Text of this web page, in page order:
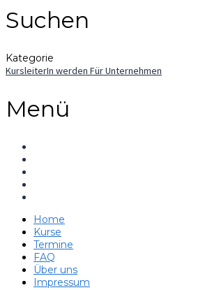
Suchen
Kategorie
KursleiterIn werden Für Unternehmen
Menü
Home
Kurse
Termine
FAQ
Über uns
Impressum